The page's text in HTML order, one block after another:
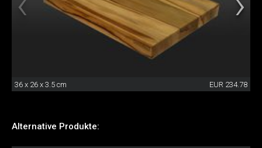
36 x 26 x 3.5 cm EUR 234.78
Alternative Produkte: